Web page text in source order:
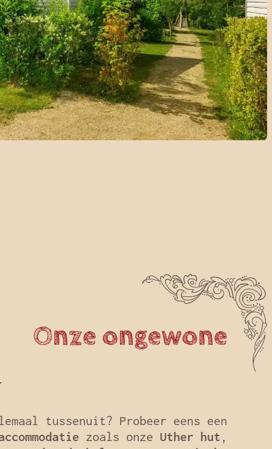
Onze ongewone
tussenuit? Probeer eens een
zoals onze Uther hut ,